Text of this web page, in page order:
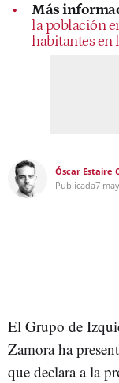
Más
la población
habitantes en
Óscar Estaire
Publicada7
El Grupo de
Zamora ha
que declara a la